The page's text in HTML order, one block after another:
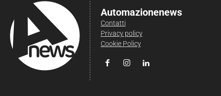
Automazionenews
Contatti
Privacy policy
Cookie Policy